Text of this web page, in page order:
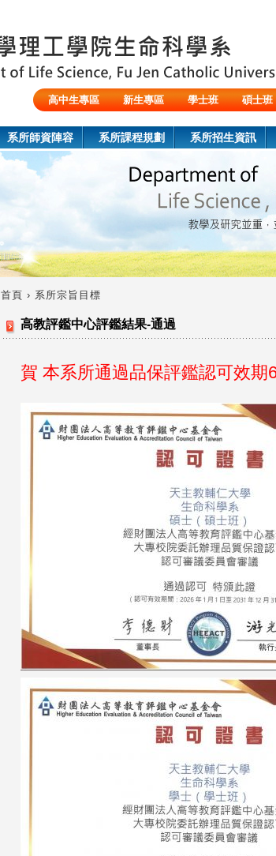
高中生專區 新生專區 學士班 碩士班
系所師資陣容 系所課程規劃 系所招生資訊
您
首頁 › 系所宗旨目標
高教評鑑中心評鑑結果-通過
賀 本系所通過品保評鑑認可效期